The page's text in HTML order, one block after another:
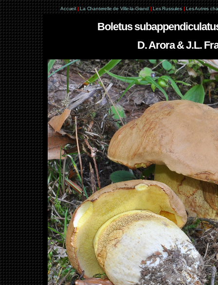
Accueil | La Chanterelle de Ville-la-Grand | Les Russules | Les Autres
Boletus
D. Arora & J.L.